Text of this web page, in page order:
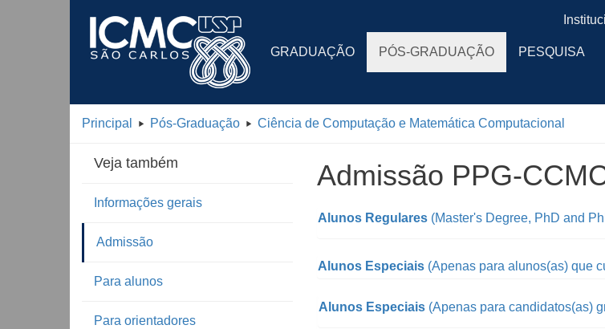
GRADUAÇÃO PÓS-GRADUAÇÃO PESQUISA
Principal Pós-Graduação Ciência de Computação e Matemática Computacional
Veja também
Informações gerais
Admissão
Para alunos
Para orientadores
Admissão PPG-
Alunos Regulares (Master's Degree, PhD and
Alunos Especiais(Apenas para alunos(as) que
Alunos Especiais(Apenas para candidatos(as)